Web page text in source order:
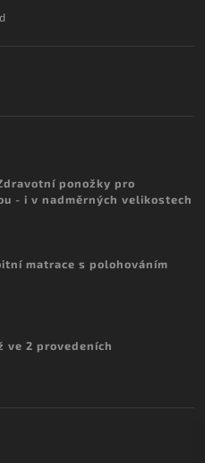
ponožky pro
- i v nadměrných velikostech
matrace s polohováním
ve 2 provedeních